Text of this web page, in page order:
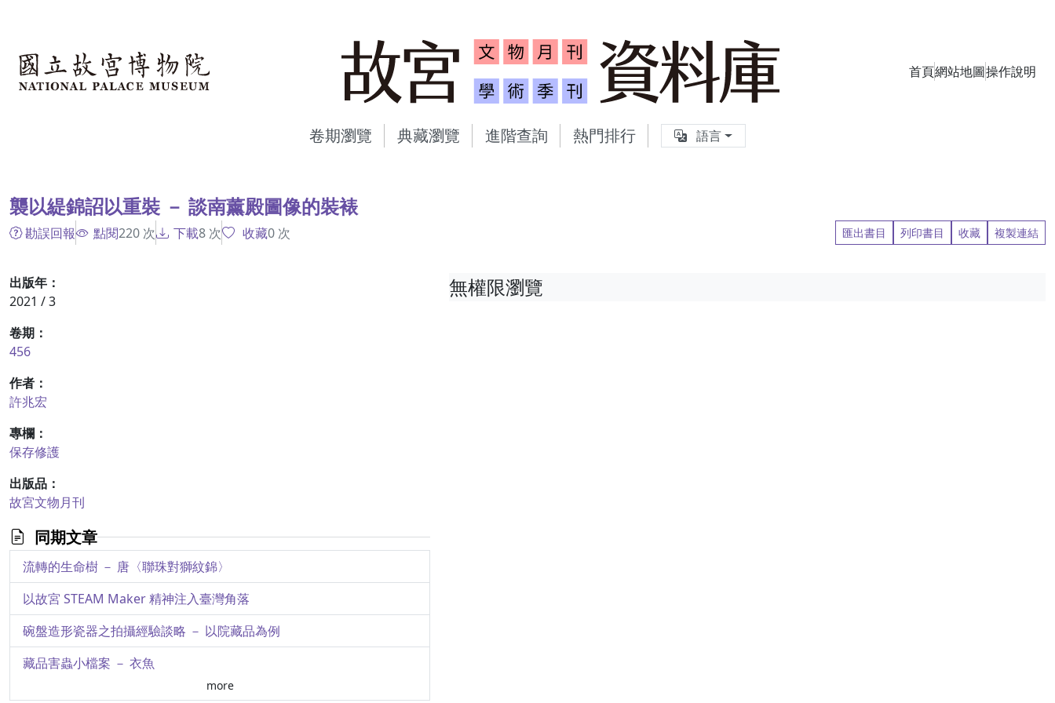
故宮文物月刊、故宮學術季刊資料庫
首頁網站地圖操作說明
卷期瀏覽 典藏瀏覽 進階查詢 熱門排行 語言
襲以緹錦詔以重裝 － 談南薰殿圖像的裝裱
勘誤回報 點閱220 次 下載8 次 收藏0 次 匯出書目 列印書目 收藏 複製連結
出版年：
2021 / 3
卷期：
456
作者：
許兆宏
專欄：
保存修護
出版品：
故宮文物月刊
同期文章
流轉的生命樹 － 唐〈聯珠對獅紋錦〉
以故宮 STEAM Maker 精神注入臺灣角落
碗盤造形瓷器之拍攝經驗談略 － 以院藏品為例
藏品害蟲小檔案 － 衣魚
〈浙江寧波府屬地理輿圖〉修護紀實
more
無權限瀏覽